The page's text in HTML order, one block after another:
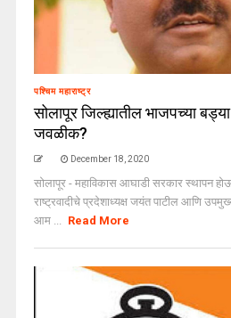
पश्चिम महाराष्ट्र
सोलापूर जिल्ह्यातील भाजपच्या बड्या
जवळीक?
December 18, 2020
सोलापूर - महाविकास आघाडी सरकार स्थापन
राष्ट्रवादीचे प्रदेशाध्यक्ष जयंत पाटील आणि
आम ... Read More